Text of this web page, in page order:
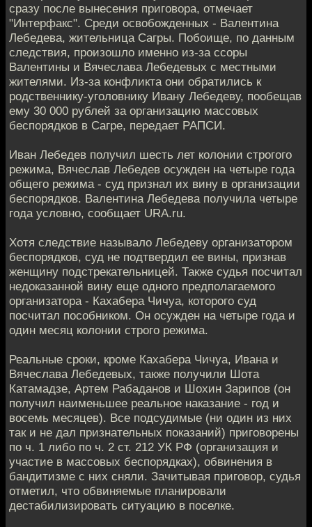
сразу после вынесения приговора, отмечает
"Интерфакс". Среди освобожденных - Валентина
Лебедева, жительница Сагры. Побоище, по данным
следствия, произошло именно из-за ссоры
Валентины и Вячеслава Лебедевых с местными
жителями. Из-за конфликта они обратились к
родственнику-уголовнику Ивану Лебедеву, пообещав
ему 30 000 рублей за организацию массовых
беспорядков в Сагре, передает РАПСИ.
Иван Лебедев получил шесть лет колонии строгого
режима, Вячеслав Лебедев осужден на четыре года
общего режима - суд признал их вину в организации
беспорядков. Валентина Лебедева получила четыре
года условно, сообщает URA.ru.
Хотя следствие называло Лебедеву организатором
беспорядков, суд не подтвердил ее вины, признав
женщину подстрекательницей. Также судья посчитал
недоказанной вину еще одного предполагаемого
организатора - Кахабера Чичуа, которого суд
посчитал пособником. Он осужден на четыре года и
один месяц колонии строго режима.
Реальные сроки, кроме Кахабера Чичуа, Ивана и
Вячеслава Лебедевых, также получили Шота
Катамадзе, Артем Рабаданов и Шохин Зарипов (он
получил наименьшее реальное наказание - год и
восемь месяцев). Все подсудимые (ни один из них
так и не дал признательных показаний) приговорены
по ч. 1 либо по ч. 2 ст. 212 УК РФ (организация и
участие в массовых беспорядках), обвинения в
бандитизме с них сняли. Зачитывая приговор, судья
отметил, что обвиняемые планировали
дестабилизировать ситуацию в поселке.